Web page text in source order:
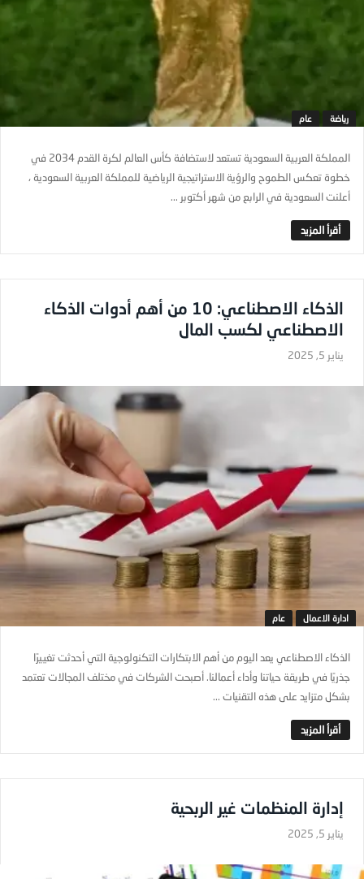
رياضة عام
‏المملكة العربية السعودية تستعد لاستضافة كأس العالم لكرة القدم 2034 ‏في
خطوة تعكس الطموح والرؤية الاستراتيجية الرياضية للمملكة العربية السعودية ،
أعلنت السعودية في الرابع من شهر أكتوبر ...
الذكاء الاصطناعي: 10 من أهم أدوات الذكاء
الاصطناعي لكسب المال
يناير 5, 2025
ادارة الاعمال عام
الذكاء الاصطناعي يعد اليوم من أهم الابتكارات التكنولوجية التي أحدثت تغييرًا
جذريًا في طريقة حياتنا وأداء أعمالنا. أصبحت الشركات في مختلف المجالات تعتمد
بشكل متزايد على هذه التقنيات ...
إدارة المنظمات غير الربحية
يناير 5, 2025